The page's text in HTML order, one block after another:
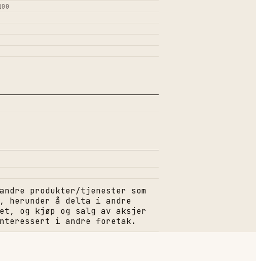
produkter/tjenester som
herunder å delta i andre
og kjøp og salg av aksjer
i andre foretak.